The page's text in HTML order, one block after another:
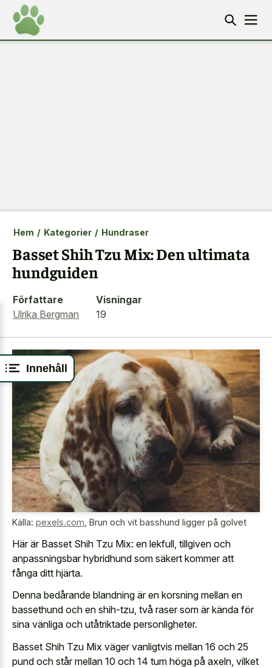
Innehåll
Hem / Kategorier / Hundraser
Basset Shih Tzu Mix: Den ultimata
hundguiden
Författare
Ulrika Bergman
Visningar
19
Källa: pexels.com Brun och vit basshund ligger på golvet
Här är Basset Shih Tzu Mix: en lekfull, tillgiven och
anpassningsbar hybridhund som säkert kommer att
fånga ditt hjärta.
Denna bedårande blandning är en korsning mellan en
bassethund och en shih-tzu, två raser som är kända för
sina vänliga och utåtriktade personligheter.
Basset Shih Tzu Mix väger vanligtvis mellan 16 och 25
pund och står mellan 10 och 14 tum höga på axeln, vilket